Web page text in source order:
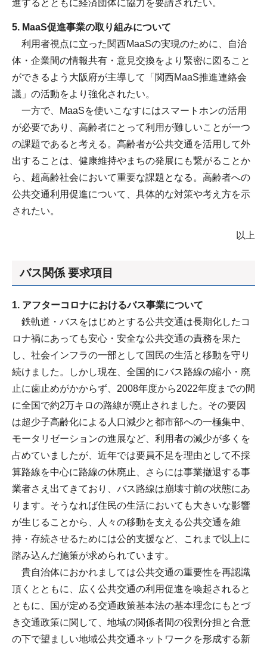
進するとともに経済団体に協力を要請されたい。
5. MaaS促進事業の取り組みについて
利用者視点に立った関西MaaSの実現のために、自治
体・企業間の情報共有・意見交換をより緊密に図ること
ができるよう大阪府が主導して「関西MaaS推進連絡会
議」の活動をより強化されたい。
一方で、MaaSを使いこなすにはスマートホンの活用
が必要であり、高齢者にとって利用が難しいことが一つ
の課題であると考える。高齢者が公共交通を活用して外
出することは、健康維持やまちの発展にも繋がることか
ら、超高齢社会において重要な課題となる。高齢者への
公共交通利用促進について、具体的な対策や考え方を示
されたい。
以上
バス関係 要求項目
1. アフターコロナにおけるバス事業について
鉄軌道・バスをはじめとする公共交通は長期化したコ
ロナ禍にあっても安心・安全な公共交通の責務を果た
し、社会インフラの一部として国民の生活と移動を守り
続けました。しかし現在、全国的にバス路線の縮小・廃
止に歯止めがかからず、2008年度から2022年度までの間
に全国で約2万キロの路線が廃止されました。その要因
は超少子高齢化による人口減少と都市部への一極集中、
モータリゼーションの進展など、利用者の減少が多くを
占めていましたが、近年では要員不足を理由として不採
算路線を中心に路線の休廃止、さらには事業撤退する事
業者さえ出てきており、バス路線は崩壊寸前の状態にあ
ります。そうなれば住民の生活においても大きいな影響
が生じることから、人々の移動を支える公共交通を維
持・存続させるためには公的支援など、これまで以上に
踏み込んだ施策が求められています。
貴自治体におかれましては公共交通の重要性を再認識
頂くとともに、広く公共交通の利用促進を喚起されると
ともに、国が定める交通政策基本法の基本理念にもとづ
き交通政策に関して、地域の関係者間の役割分担と合意
の下で望ましい地域公共交通ネットワークを形成する新